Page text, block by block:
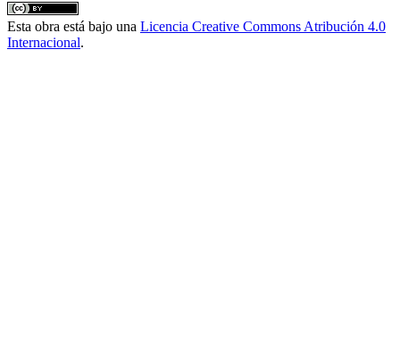
Esta obra está bajo una Licencia Creative Commons Atribución 4.0
Internacional.